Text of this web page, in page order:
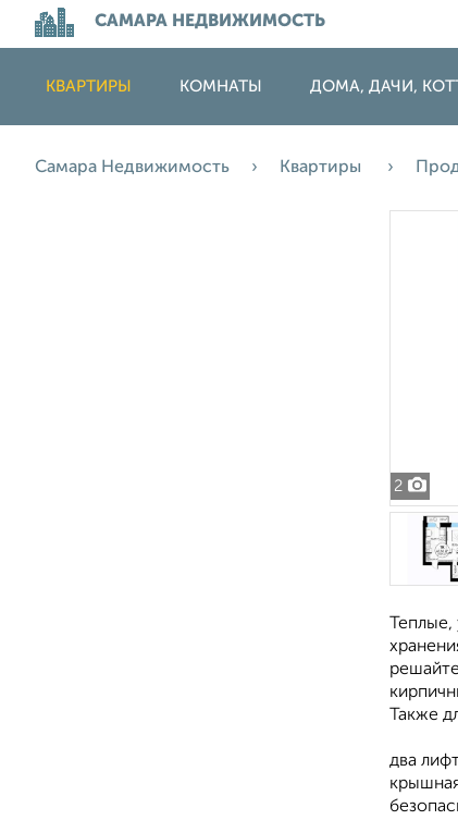
САМАРА НЕДВИЖИМОСТЬ
КВАРТИРЫ КОМНАТЫ ДОМА, ДАЧИ,
Самара Недвижимость Квартиры
2
Также
два